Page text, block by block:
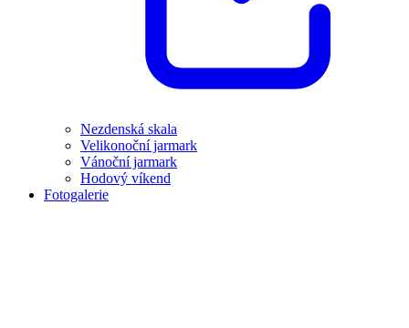
Nezdenská skala
Velikonoční jarmark
Vánoční jarmark
Hodový víkend
Fotogalerie